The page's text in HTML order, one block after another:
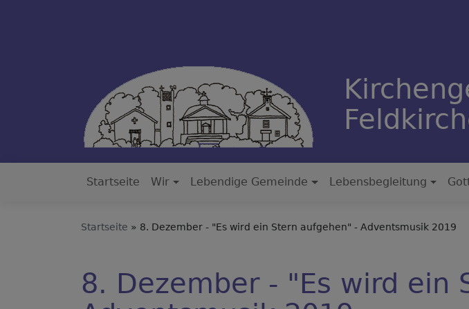
Hauptnavigation
Startseite Wir Lebendige Gemeinde Lebensbegleitung
Startseite 8. Dezember - "Es wird ein Stern aufgehen" - Adventsmusik 2019
8. Dezember - "Es wird ein